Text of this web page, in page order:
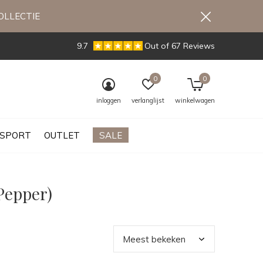
SPORT OUTLET SALE
inloggen verlanglijst
0
winkelwagen
0
9.7 Out of 67 Reviews